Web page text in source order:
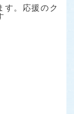
す。応援のク